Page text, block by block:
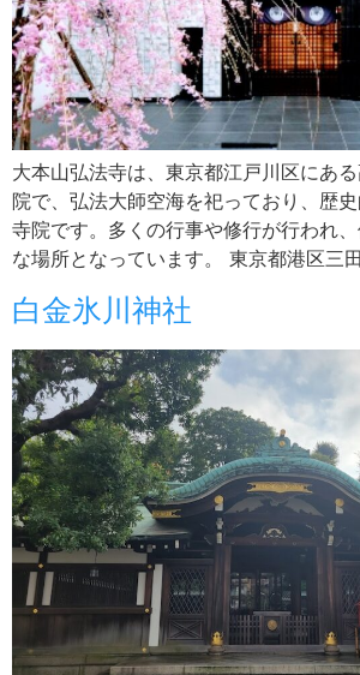
大本山弘法寺は、東京都江戸川区にあ
院で、弘法大師空海を祀っており、歴
寺院です。多くの行事や修行が行われ
な場所となっています。 東京都港区三
白金氷川神社